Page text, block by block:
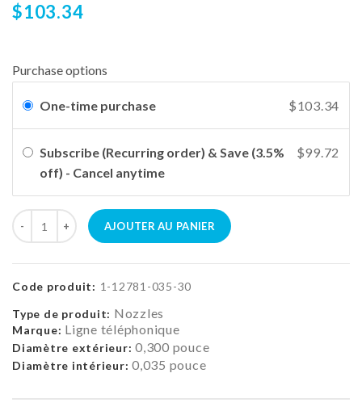
$103.34
Purchase options
One-time purchase $103.34
Subscribe (Recurring order) & Save (3.5%
off) - Cancel anytime
$99.72
AJOUTER AU PANIER
Code produit: 1-12781-035-30
Type de produit: Nozzles
Marque: Ligne téléphonique
Diamètre extérieur: 0,300 pouce
Diamètre intérieur: 0,035 pouce